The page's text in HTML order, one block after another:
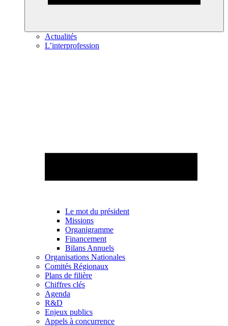
Actualités
L’interprofession
Le mot du président
Missions
Organigramme
Financement
Bilans Annuels
Organisations Nationales
Comités Régionaux
Plans de filière
Chiffres clés
Agenda
R&D
Enjeux publics
Appels à concurrence